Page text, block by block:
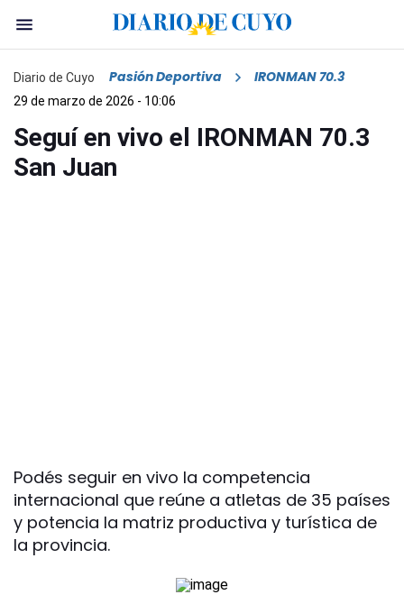
Diario de Cuyo Pasión Deportiva IRONMAN 70.3
29 de marzo de 2026 - 10:06
Seguí en vivo el IRONMAN 70.3
San Juan
Podés seguir en vivo la competencia
internacional que reúne a atletas de 35 países
y potencia la matriz productiva y turística de
la provincia.